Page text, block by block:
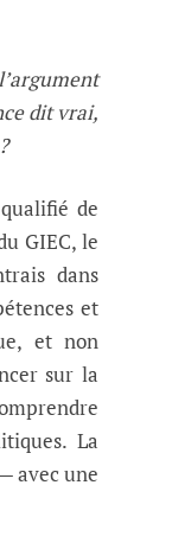
dit vrai,
de
GIEC, le
dans
et
et non
sur la
La
avec une